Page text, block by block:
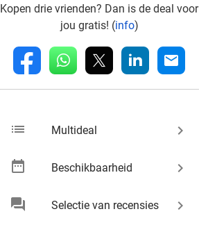
Kopen drie vrienden? Dan is de deal voor
jou gratis! (info)
fb whatsapp linkedin mail
list Multideal keyboard_arrow_right
date_range Beschikbaarheid keyboard_arrow_right
chat Selectie van recensies keyboard_arrow_right